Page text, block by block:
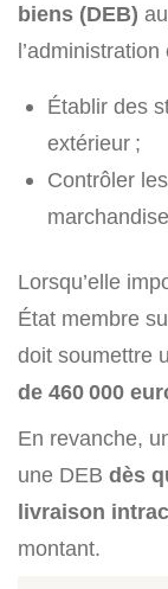
biens (DEB)
Établir des
extérieur ;
Contrôler
Lorsqu’elle
État membre
doit soumettre
de 460 000
En revanche,
une DEB dès
livraison
montant.